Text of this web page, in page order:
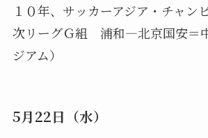
１０年、サッカーアジア・チャン
次リーグＧ組 浦和―北京国安＝
ジアム）
5月22日（水）